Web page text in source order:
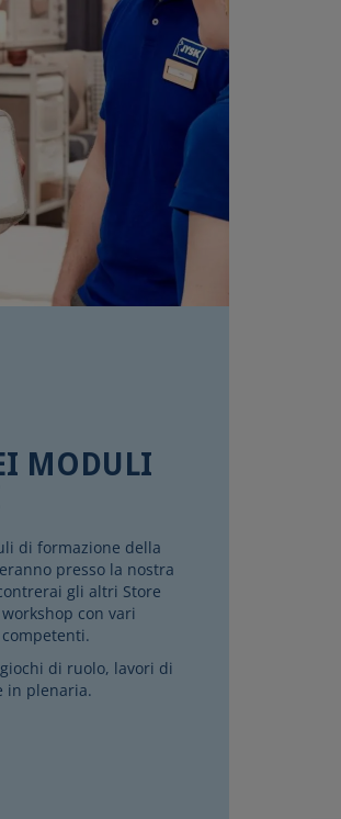
MODULI
di formazione della
presso la nostra
gli altri Store
con vari
di ruolo, lavori di
in plenaria.